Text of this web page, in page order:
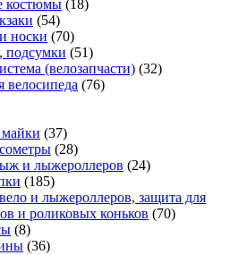
костюмы (18)
(54)
носки (70)
подсумки (51)
(велозапчасти) (32)
велосипеда (76)
(37)
(28)
и лыжероллеров (24)
(185)
и лыжероллеров, защита для
и роликовых коньков (70)
(8)
(36)